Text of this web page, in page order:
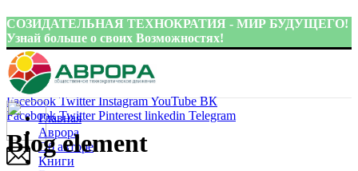
СОЗИДАТЕЛЬНАЯ ТЕХНОКРАТИЯ - МИР БУДУЩЕГО!
Узнай больше о своих Возможностях!
Присоединиться:
Facebook Twitter Instagram YouTube ВК
Facebook Twitter Pinterest linkedin Telegram
Главная
Аврора
Об авторе
Книги
Blog element